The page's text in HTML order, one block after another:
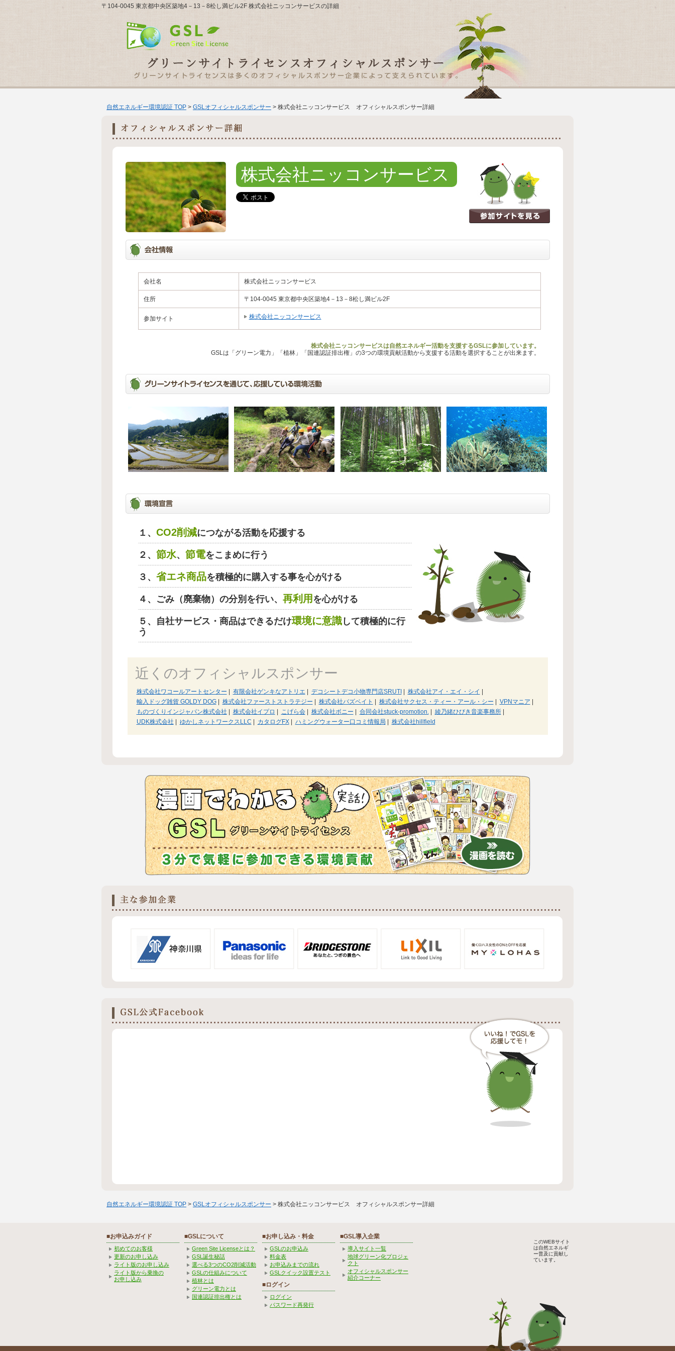
〒104-0045 東京都中央区築地4－13－8松し満ビル2F 株式会社ニッコンサービスの詳細
自然エネルギー環境認証 TOP > GSLオフィシャルスポンサー > 株式会社ニッコンサービス オフィシャルスポンサー詳細
株式会社ニッコンサービス
会社名 株式会社ニッコンサービス
住所 〒104-0045 東京都中央区築地4－13－8松し満ビル2F
参加サイト 株式会社ニッコンサービス
株式会社ニッコンサービスは自然エネルギー活動を支援するGSLに参加しています。
GSLは「グリーン電力」「植林」「国連認証排出権」の3つの環境貢献活動から支援する活動を選択することが出来ます。
１、 CO2削減につながる活動を応援する
２、 節水、 節電をこまめに行う
３、 省エネ商品を積極的に購入する事を心がける
４、ごみ（廃棄物）の分別を行い、 再利用 を心がける
５、自社サービス・商品はできるだけ環境に意識して積極的に行
う
近くのオフィシャルスポンサー
株式会社ワコールアートセンター 有限会社ゲンキなアトリエ| デコシートデコ小物専門店SRUTI 株式会社アイ・エイ・シイ
輸入ドッグ雑貨 GOLDY DOG| 株式会社ファーストストラテジー 株式会社バズベイト 株式会社サクセス・ティー・アール・シー VPNマニア
ものづくりインジャパン株式会社
株式会社イプロ こげら会| 株式会社ボニー 合同会社stuck-promotion.| 綾乃緒ひびき音楽事務所|
UDK株式会社
ゆかしネットワークスLLC カタログFX| ハミングウォーター口コミ情報局 株式会社hillfield
自然エネルギー環境認証 TOP > GSLオフィシャルスポンサー > 株式会社ニッコンサービス オフィシャルスポンサー詳細
■お申込みガイド
初めてのお客様
更新のお申し込み
ライト版のお申し込み
ライト版から乗換の
お申し込み
■GSLについて
Green Site Licenseとは？
GSL誕生秘話
選べる3つのCO2削減活動
GSLの仕組みについて
植林とは
グリーン電力とは
国連認証排出権とは
■お申し込み・料金
GSLのお申込み
料金表
お申込みまでの流れ
GSLクイック設置テスト
■ログイン
ログイン
パスワード再発行
■GSL導入企業
導入サイト一覧
地球グリーン化プロジェ
クト
オフィシャルスポンサー
紹介コーナー
このWEBサイト
は自然エネルギ
ー普及に貢献し
ています。